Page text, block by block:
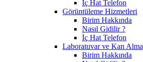
İç Hat Telefon
Görüntüleme Hizmetleri
Birim Hakkında
Nasıl Gidilir ?
İç Hat Telefon
Laboratuvar ve Kan Alma
Birim Hakkında